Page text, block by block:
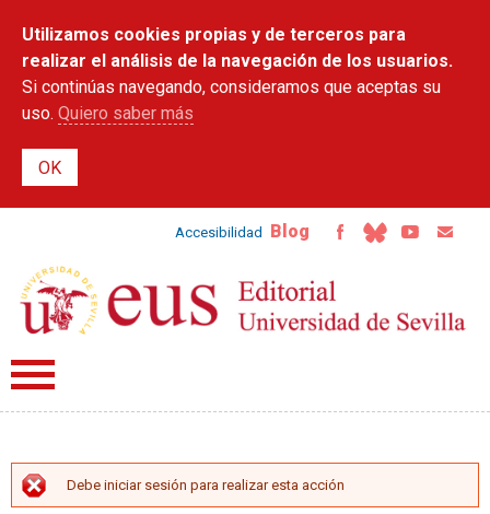
contenido
principal
Utilizamos cookies propias y de terceros para
realizar el análisis de la navegación de los usuarios.
Si continúas navegando, consideramos que aceptas su
uso. Quiero saber más
Accesibilidad Blog
MENSAJE DE ERROR
Debe iniciar sesión para realizar esta acción